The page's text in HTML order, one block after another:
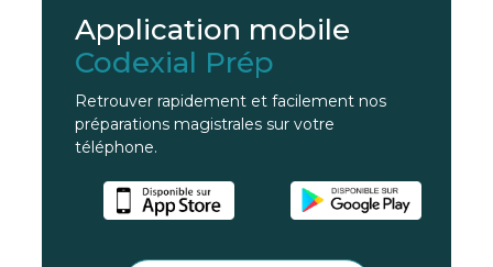
Application mobile
Codexial Prép
Retrouver rapidement et facilement nos
préparations magistrales sur votre
téléphone.